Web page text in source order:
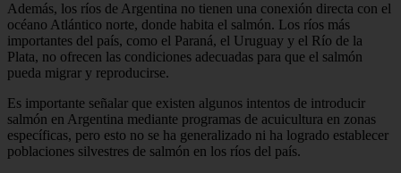
Además, los ríos de Argentina no tienen una conexión directa con el
océano Atlántico norte, donde habita el salmón. Los ríos más
importantes del país, como el Paraná, el Uruguay y el Río de la
Plata, no ofrecen las condiciones adecuadas para que el salmón
pueda migrar y reproducirse.
Es importante señalar que existen algunos intentos de introducir
salmón en Argentina mediante programas de acuicultura en zonas
específicas, pero esto no se ha generalizado ni ha logrado establecer
poblaciones silvestres de salmón en los ríos del país.